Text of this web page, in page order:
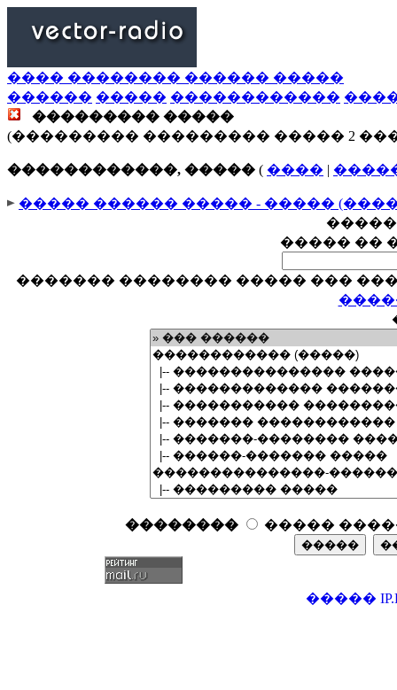
���� �������� ������ �����
������ ����� ������������
��������� �����
(��������� ��������� ����� 2
������������, ����� ( ���� |
����� ������ ����� - �����
����� ��
������� �������� ����� ���
�������� �����
�����